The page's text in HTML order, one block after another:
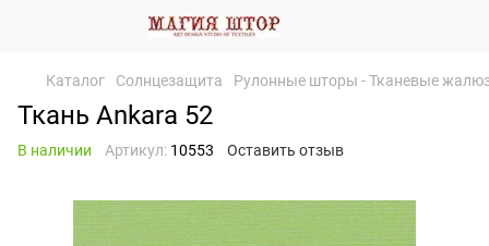
Каталог Солнцезащита Рулонные шторы - Тканевые
Ткань Ankara 52
В наличии Артикул: 10553 Оставить отзыв